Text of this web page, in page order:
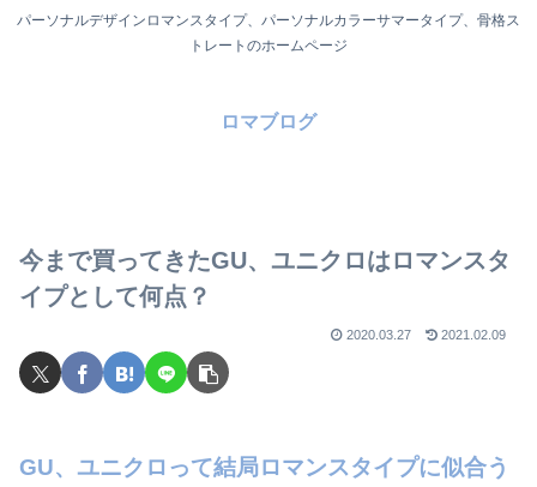
パーソナルデザインロマンスタイプ、パーソナルカラーサマータイプ、骨格ス
トレートのホームページ
ロマブログ
今まで買ってきたGU、ユニクロはロマンスタ
イプとして何点？
2020.03.27 2021.02.09
GU、ユニクロって結局ロマンスタイプに似合う